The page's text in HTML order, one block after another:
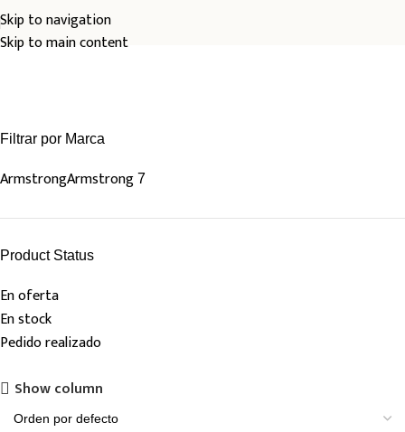
Skip to navigation
Skip to main content
Filtrar por Marca
ArmstrongArmstrong 7
Product Status
En oferta
En stock
Pedido realizado
TABLEROS DE CONTROL
Show column